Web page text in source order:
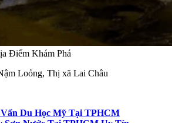
Điểm Khám Phá
Loỏng, Thị xã Lai Châu
Du Học Mỹ Tại TPHCM